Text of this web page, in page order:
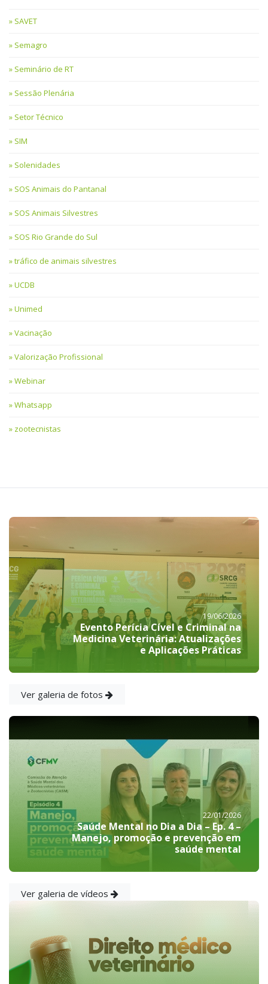
SAVET
Semagro
Seminário de RT
Sessão Plenária
Setor Técnico
SIM
Solenidades
SOS Animais do Pantanal
SOS Animais Silvestres
SOS Rio Grande do Sul
tráfico de animais silvestres
UCDB
Unimed
Vacinação
Valorização Profissional
Webinar
Whatsapp
zootecnistas
19/06/2026
Evento Perícia Cível e Criminal na
Medicina Veterinária: Atualizações
e Aplicações Práticas
Ver galeria de fotos
22/01/2026
Saúde Mental no Dia a Dia – Ep. 4 –
Manejo, promoção e prevenção em
saúde mental
Ver galeria de vídeos